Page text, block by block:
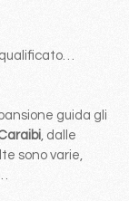
guida gli
, dalle
sono varie,